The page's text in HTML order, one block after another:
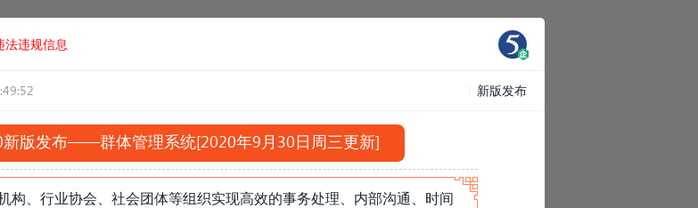
法违规信息
新版发布
新版发布——群体管理系统[2020年9月30日周三更新]
构、行业协会、社会团体等组织实现高效的事务处理、内部沟通、时间